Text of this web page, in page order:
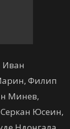
Иван
Филип
Минев,
Серкан Юсеин,